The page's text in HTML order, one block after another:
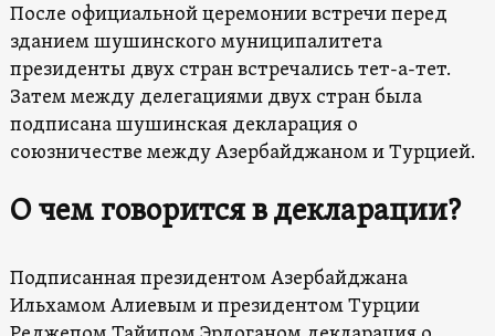
После официальной церемонии встречи перед
зданием шушинского муниципалитета
президенты двух стран встречались тет-а-тет.
Затем между делегациями двух стран была
подписана шушинская декларация о
союзничестве между Азербайджаном и Турцией.
О чем говорится в декларации?
Подписанная президентом Азербайджана
Ильхамом Алиевым и президентом Турции